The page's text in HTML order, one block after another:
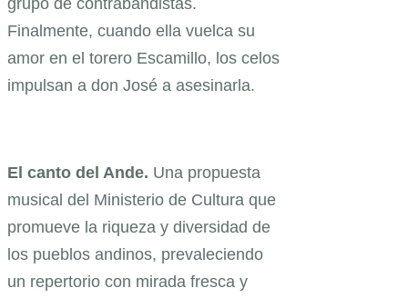
grupo de contrabandistas.
Finalmente, cuando ella vuelca su
amor en el torero Escamillo, los celos
impulsan a don José a asesinarla.
El canto del Ande. Una propuesta
musical del Ministerio de Cultura que
promueve la riqueza y diversidad de
los pueblos andinos, prevaleciendo
un repertorio con mirada fresca y